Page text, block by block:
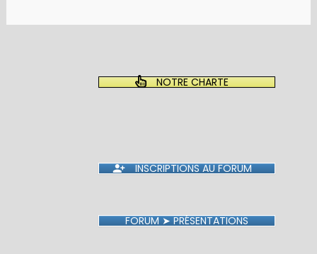
NOTRE CHARTE
INSCRIPTIONS AU FORUM
FORUM ➤ PRÉSENTATIONS